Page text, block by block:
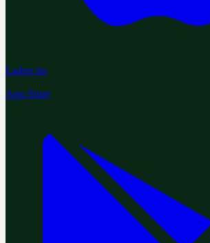
Laden im
App Store